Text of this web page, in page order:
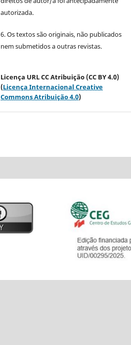
autorizada.
6. Os textos são originais, não publicados
nem submetidos a outras revistas.
Licença URL CC Atribuição (CC BY 4.0)
(Licença Internacional Creative
Commons Atribuição 4.0)